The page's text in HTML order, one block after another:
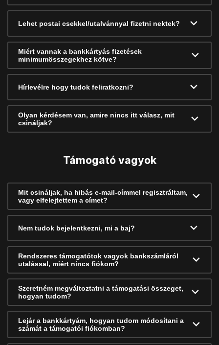
Lehet postai csekkel/utalvánnyal fizetni nektek?
Miért vannak a bankkártyás fizetések
minimumösszegekhez kötve?
Hírlevélre hogy tudok feliratkozni?
Olyan kérdésem van, amire nincs itt válasz, mit
csináljak?
Támogató vagyok
Mit csináljak, ha hibás e-mail-címmel regisztráltam,
vagy elfelejtettem a címet?
Nem tudok bejelentkezni, mi a baj?
Rendszeres támogatótok vagyok bankszámláról
utalással, miért nincs fiókom?
Szeretném megváltoztatni a támogatási összeget,
hogyan tudom?
Lejár a bankkártyám, hogyan tudom módosítani a
számát a támogatói fiókomban?